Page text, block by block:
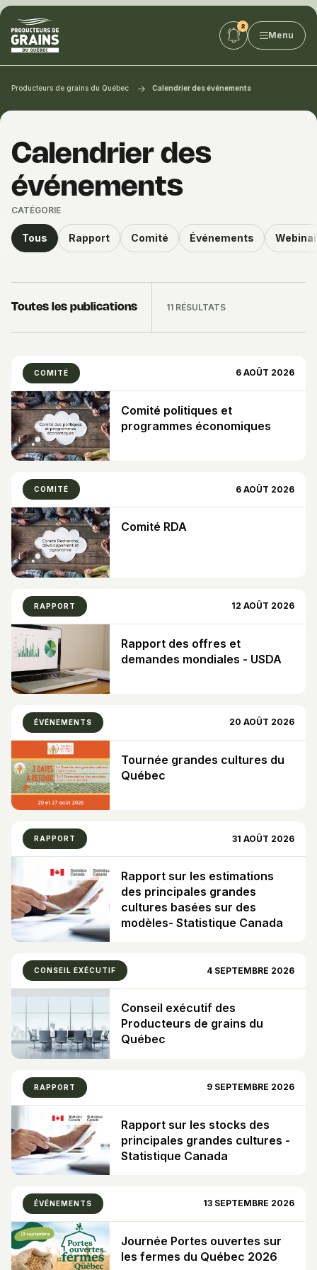
Producteurs
de
grains
du
Québec
PGQ
Menu
Producteurs de grains du Québec Calendrier des événements
Calendrier des
événements
CATÉGORIE
Tous Rapport Comité Événements
Toutes les publications 11 RÉSULTATS
COMITÉ 6 AOÛT 2026
Comité politiques et
programmes économiques
COMITÉ 6 AOÛT 2026
Comité RDA
RAPPORT 12 AOÛT 2026
Rapport des offres et
demandes mondiales - USDA
ÉVÉNEMENTS 20 AOÛT 2026
Tournée grandes cultures du
Québec
RAPPORT 31 AOÛT 2026
Rapport sur les estimations
des principales grandes
cultures basées sur des
modèles- Statistique Canada
CONSEIL EXÉCUTIF 4 SEPTEMBRE 2026
Conseil exécutif des
Producteurs de grains du
Québec
RAPPORT 9 SEPTEMBRE 2026
Rapport sur les stocks des
principales grandes cultures -
Statistique Canada
ÉVÉNEMENTS 13 SEPTEMBRE 2026
Journée Portes ouvertes sur
les fermes du Québec 2026